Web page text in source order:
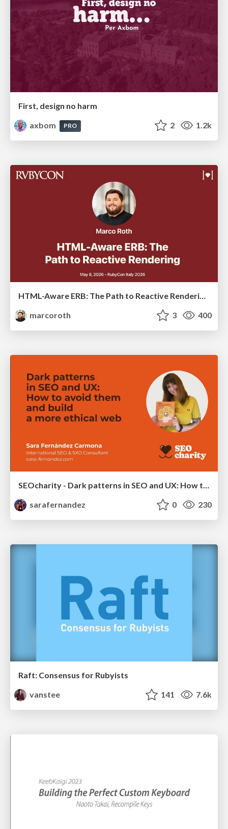
First, design no harm
axbom
PRO 2 1.2k
HTML-Aware ERB: The Path to Reactive Rendering @ RubyCon 2026, Rimini, Italy
marcoroth
3 400
SEOcharity - Dark patterns in SEO and UX: How to avoid them and build a more ethical web
sarafernandez
0 230
Raft: Consensus for Rubyists
vanstee
141 7.6k